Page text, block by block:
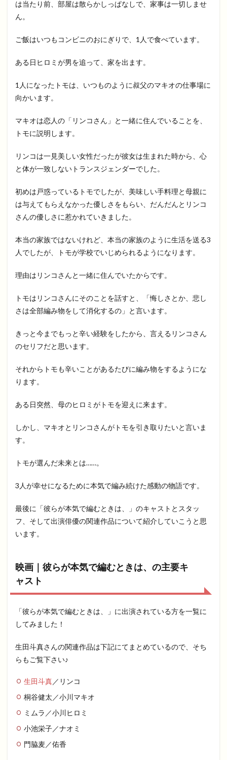
は当たり前、部屋は散らかしっぱなしで、家事は一切しませ
ん。
ご飯はいつもコンビニのおにぎりで、1人で食べています。
ある日ヒロミが男を追って、家を出ます。
1人になったトモは、いつものように叔父のマキオの仕事場に
向かいます。
マキオは恋人の「リンコさん」と一緒に住んでいることを、
トモに説明します。
リンコは一見美しい女性だったが彼女は生まれた時から、心
と体が一致しないトランスジェンダーでした。
初めは戸惑っているトモでしたが、美味しい手料理と母親に
は与えてもらえなかった優しさをもらい、だんだんとリンコ
さんの優しさに惹かれていきました。
本当の家族ではないけれど、本当の家族のように生活を送る3
人でしたが、トモが学校でいじめられるようになります。
理由はリンコさんと一緒に住んでいたからです。
トモはリンコさんにそのことを話すと、「悔しさとか、悲し
さは全部編み物をして消化するの」と言います。
きっと今までもっと辛い経験をしたから、言えるリンコさん
のセリフだと思います。
それからトモも辛いことがあるたびに編み物をするようにな
ります。
ある日突然、母のヒロミがトモを迎えに来ます。
しかし、マキオとリンコさんがトモを引き取りたいと言いま
す。
トモが選んだ未来とは……。
3人が幸せになるために本気で編み続けた感動の物語です。
最後に「彼らが本気で編むときは、」のキャストとスタッ
フ、そして出演俳優の関連作品について紹介していこうと思
います。
映画｜彼らが本気で編むときは、の主要キ
ャスト
「彼らが本気で編むときは、」に出演されている方を一覧に
してみました！
生田斗真さんの関連作品は下記にてまとめているので、そち
らもご覧下さい♪
生田斗真／リンコ
桐谷健太／小川マキオ
ミムラ／小川ヒロミ
小池栄子／ナオミ
門脇麦／佑香